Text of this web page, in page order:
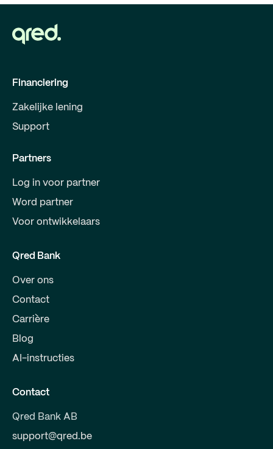
Financiering
Zakelijke lening
Support
Partners
Log in voor partner
Word partner
Voor ontwikkelaars
Qred Bank
Over ons
Contact
Carrière
Blog
AI-instructies
Contact
Qred Bank AB
support@qred.be